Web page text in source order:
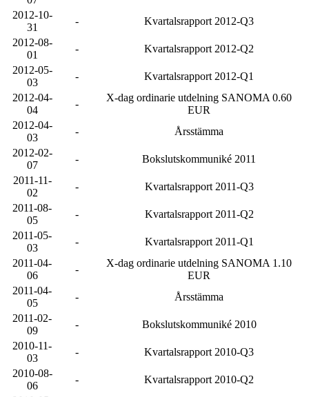
2012-10-
31
-
Kvartalsrapport 2012-Q3
2012-08-
01
-
Kvartalsrapport 2012-Q2
2012-05-
03
-
Kvartalsrapport 2012-Q1
2012-04-
04
-
X-dag ordinarie utdelning SANOMA 0.60
EUR
2012-04-
03
-
Årsstämma
2012-02-
07
-
Bokslutskommuniké 2011
2011-11-
02
-
Kvartalsrapport 2011-Q3
2011-08-
05
-
Kvartalsrapport 2011-Q2
2011-05-
03
-
Kvartalsrapport 2011-Q1
2011-04-
06
-
X-dag ordinarie utdelning SANOMA 1.10
EUR
2011-04-
05
-
Årsstämma
2011-02-
09
-
Bokslutskommuniké 2010
2010-11-
03
-
Kvartalsrapport 2010-Q3
2010-08-
06
-
Kvartalsrapport 2010-Q2